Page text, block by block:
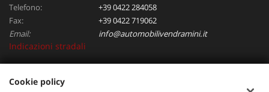
Telefono:
+39 0422 284058
Fax:
+39 0422 719062
Email:
info@automobilivendramini.it
Indicazioni stradali
Dati fiscali:
Cookie policy